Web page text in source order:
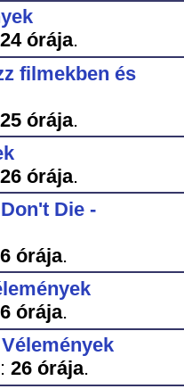
24 órája.
filmekben és
25 órája.
26 órája.
Die -
órája.
órája.
26 órája.